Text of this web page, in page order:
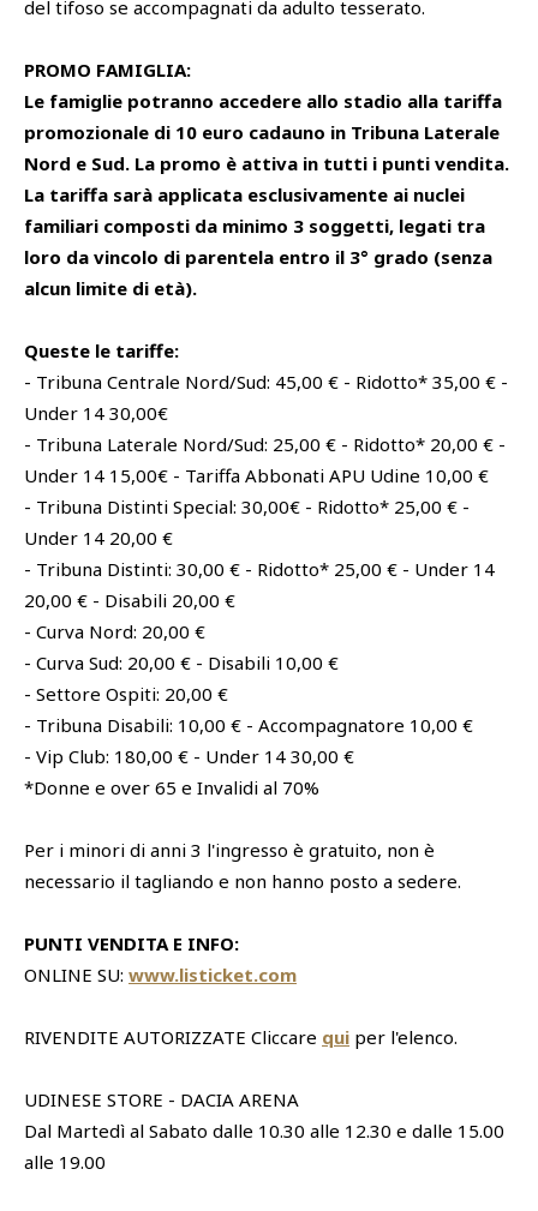
del tifoso se accompagnati da adulto tesserato.
PROMO FAMIGLIA:
Le famiglie potranno accedere allo stadio alla tariffa
promozionale di 10 euro cadauno in Tribuna Laterale
Nord e Sud. La promo è attiva in tutti i punti vendita.
La tariffa sarà applicata esclusivamente ai nuclei
familiari composti da minimo 3 soggetti, legati tra
loro da vincolo di parentela entro il 3° grado (senza
alcun limite di età).
Queste le tariffe:
- Tribuna Centrale Nord/Sud: 45,00 € - Ridotto* 35,00 € -
Under 14 30,00€
- Tribuna Laterale Nord/Sud: 25,00 € - Ridotto* 20,00 € -
Under 14 15,00€ - Tariffa Abbonati APU Udine 10,00 €
- Tribuna Distinti Special: 30,00€ - Ridotto* 25,00 € -
Under 14 20,00 €
- Tribuna Distinti: 30,00 € - Ridotto* 25,00 € - Under 14
20,00 € - Disabili 20,00 €
- Curva Nord: 20,00 €
- Curva Sud: 20,00 € - Disabili 10,00 €
- Settore Ospiti: 20,00 €
- Tribuna Disabili: 10,00 € - Accompagnatore 10,00 €
- Vip Club: 180,00 € - Under 14 30,00 €
*Donne e over 65 e Invalidi al 70%
Per i minori di anni 3 l'ingresso è gratuito, non è
necessario il tagliando e non hanno posto a sedere.
PUNTI VENDITA E INFO:
ONLINE SU: www.listicket.com
RIVENDITE AUTORIZZATE Cliccare qui per l'elenco.
UDINESE STORE - DACIA ARENA
Dal Martedì al Sabato dalle 10.30 alle 12.30 e dalle 15.00
alle 19.00